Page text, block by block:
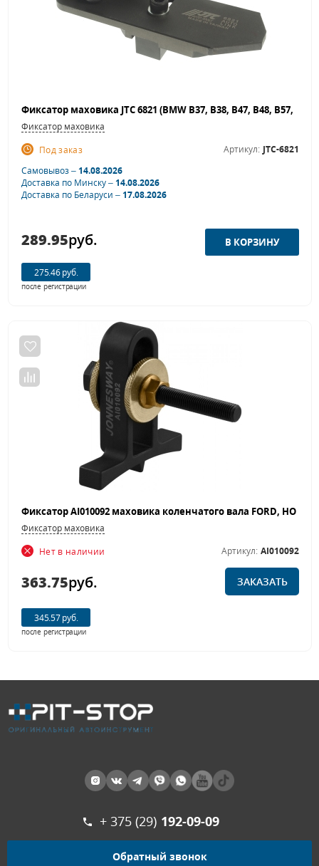
Фиксатор маховика
Под заказ
Артикул: JTC-6821
Самовывоз –14.08.2026
Доставка по Минску –14.08.2026
Доставка по Беларуси –17.08.2026
289.95руб.
275.46 руб.
после регистрации
Фиксатор маховика
Нет в наличии
Артикул: AI010092
363.75руб. ЗАКАЗАТЬ
345.57 руб.
после регистрации
+ 375 (29) 192-09-09
Обратный звонок